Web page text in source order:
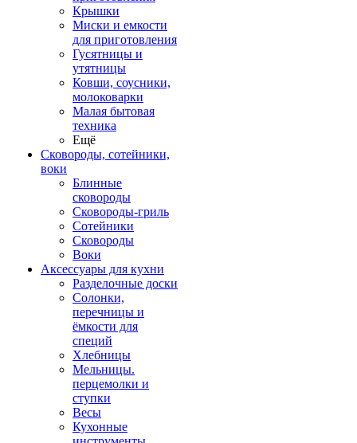
Крышки
Миски и емкости
для приготовления
Гусятницы и
утятницы
Ковши, соусники,
молоковарки
Малая бытовая
техника
Ещё
Сковороды, сотейники,
воки
Блинные
сковороды
Сковороды-гриль
Сотейники
Сковороды
Воки
Аксессуары для кухни
Разделочные доски
Солонки,
перечницы и
ёмкости для
специй
Хлебницы
Мельницы.
перцемолки и
ступки
Весы
Кухонные